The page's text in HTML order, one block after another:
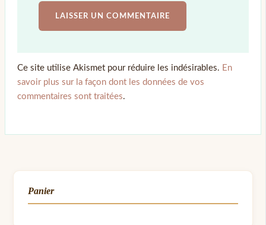
Ce site utilise Akismet pour réduire les indésirables. En
savoir plus sur la façon dont les données de vos
commentaires sont traitées.
Panier